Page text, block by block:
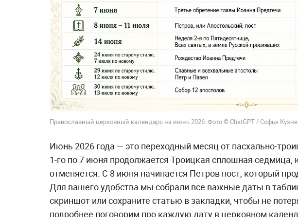
Православный церковный календарь на июнь 2026. Фото © ChatGPT / Софья
Июнь 2026 года — это переходный месяц от пасхально-
1-го по 7 июня продолжается Троицкая сплошная седмица,
отменяется. С 8 июня начинается Петров пост, который
Для вашего удобства мы собрали все важные даты в
скриншот или сохраните статью в закладки, чтобы не
подробнее поговорим про каждую дату в церковном